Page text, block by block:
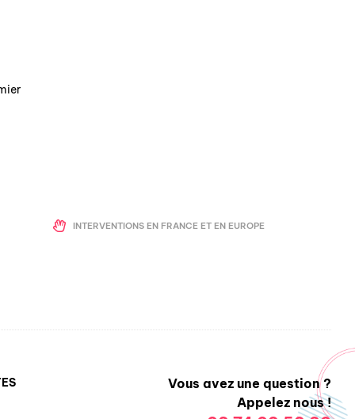
INTERVENTIONS EN FRANCE ET EN EUROPE
Vous avez une question ?
Appelez nous !